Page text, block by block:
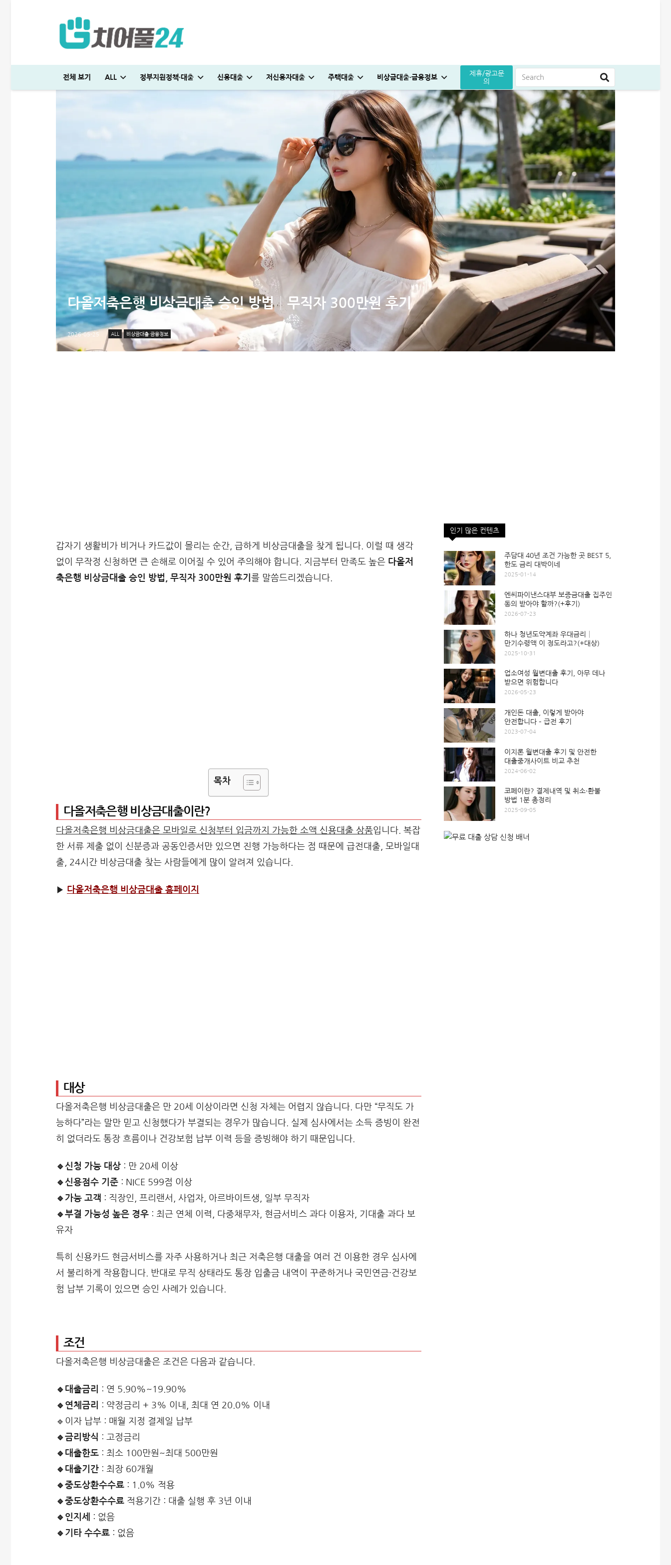
전체 보기 ALL 정부지원정책·대출 신용대출 저신용자대출 주택대출 비상금대출·금융정보
제휴/광고문
의
다올저축은행 비상금대출 승인 방법│무직자 300만원 후기
2026-05-25 ALL 비상금대출·금융정보
갑자기 생활비가 비거나 카드값이 몰리는 순간, 급하게 비상금대출을 찾게 됩니다. 이럴 때 생각
없이 무작정 신청하면 큰 손해로 이어질 수 있어 주의해야 합니다. 지금부터 만족도 높은 다올저
축은행 비상금대출 승인 방법, 무직자 300만원 후기 를 말씀드리겠습니다.
목차
다올저축은행 비상금대출이란?
다올저축은행 비상금대출은 모바일로 신청부터 입금까지 가능한 소액 신용대출 상품입니다. 복잡
한 서류 제출 없이 신분증과 공동인증서만 있으면 진행 가능하다는 점 때문에 급전대출, 모바일대
출, 24시간 비상금대출 찾는 사람들에게 많이 알려져 있습니다.
▶ 다올저축은행 비상금대출 홈페이지
대상
다올저축은행 비상금대출은 만 20세 이상이라면 신청 자체는 어렵지 않습니다. 다만 “무직도 가
능하다”라는 말만 믿고 신청했다가 부결되는 경우가 많습니다. 실제 심사에서는 소득 증빙이 완전
히 없더라도 통장 흐름이나 건강보험 납부 이력 등을 증빙해야 하기 때문입니다.
🔹신청 가능 대상 : 만 20세 이상
🔹신용점수 기준 : NICE 599점 이상
🔹가능 고객 : 직장인, 프리랜서, 사업자, 아르바이트생, 일부 무직자
🔹부결 가능성 높은 경우 : 최근 연체 이력, 다중채무자, 현금서비스 과다 이용자, 기대출 과다 보
유자
특히 신용카드 현금서비스를 자주 사용하거나 최근 저축은행 대출을 여러 건 이용한 경우 심사에
서 불리하게 작용합니다. 반대로 무직 상태라도 통장 입출금 내역이 꾸준하거나 국민연금·건강보
험 납부 기록이 있으면 승인 사례가 있습니다.
조건
다올저축은행 비상금대출은 조건은 다음과 같습니다.
🔹대출금리
: 연 5.90%~19.90%
🔹연체금리
: 약정금리 + 3% 이내, 최대 연 20.0% 이내
🔹이자 납부 : 매월 지정 결제일 납부
🔹금리방식 : 고정금리
🔹대출한도 : 최소 100만원~최대 500만원
🔹대출기간 : 최장 60개월
🔹중도상환수수료 : 1.0% 적용
🔹중도상환수수료 적용기간 : 대출 실행 후 3년 이내
🔹인지세
: 없음
🔹기타 수수료 : 없음
인기 많은 컨텐츠
주담대 40년 조건 가능한 곳 BEST 5,
한도 금리 대박이네
2025-01-14
엔씨파이낸스대부 보증금대출 집주인
동의 받아야 할까?(+후기)
2026-07-23
하나 청년도약계좌 우대금리│
만기수령액 이 정도라고?(+대상)
2025-10-31
업소여성 월변대출 후기, 아무 데나
받으면 위험합니다
2026-05-23
개인돈 대출, 이렇게 받아야
안전합니다 – 급전 후기
2023-07-04
이지론 월변대출 후기 및 안전한
대출중개사이트 비교 추천
2024-06-02
코페이란? 결제내역 및 취소·환불
방법 1분 총정리
2025-09-05